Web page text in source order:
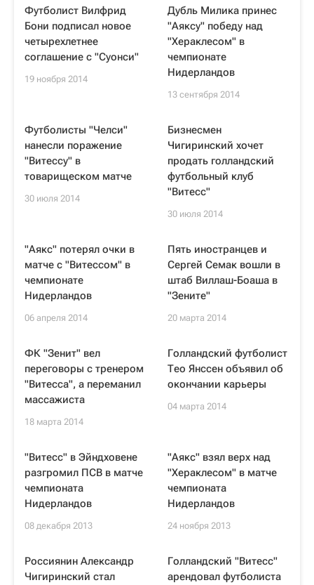
Футболист Вилфрид
Бони подписал новое
четырехлетнее
соглашение с "Суонси"
19 ноября 2014
Дубль Милика принес
"Аяксу" победу над
"Хераклесом" в
чемпионате
Нидерландов
13 сентября 2014
Футболисты "Челси"
нанесли поражение
"Витессу" в
товарищеском матче
30 июля 2014
Бизнесмен
Чигиринский хочет
продать голландский
футбольный клуб
"Витесс"
30 июля 2014
"Аякс" потерял очки в
матче с "Витессом" в
чемпионате
Нидерландов
06 апреля 2014
Пять иностранцев и
Сергей Семак вошли в
штаб Виллаш-Боаша в
"Зените"
20 марта 2014
ФК "Зенит" вел
переговоры с тренером
"Витесса", а переманил
массажиста
18 марта 2014
Голландский футболист
Тео Янссен объявил об
окончании карьеры
04 марта 2014
"Витесс" в Эйндховене
разгромил ПСВ в матче
чемпионата
Нидерландов
08 декабря 2013
"Аякс" взял верх над
"Хераклесом" в матче
чемпионата
Нидерландов
24 ноября 2013
Россиянин Александр
Чигиринский стал
Голландский "Витесс"
арендовал футболиста